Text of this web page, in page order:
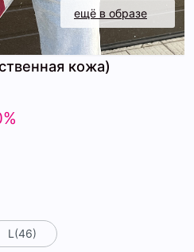
ещё в образе
кожа)
L(46)